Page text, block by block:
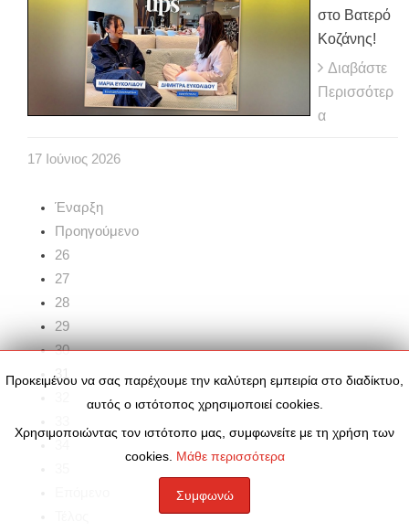
στο Βατερό
Κοζάνης!
Διαβάστε
Περισσότερ
α
17 Ιούνιος 2026
Έναρξη
Προηγούμενο
26
27
28
29
30
31
Προκειμένου να σας παρέχουμε την καλύτερη εμπειρία στο διαδίκτυο,
αυτός ο ιστότοπος χρησιμοποιεί cookies.
Χρησιμοποιώντας τον ιστότοπο μας, συμφωνείτε με τη χρήση των
cookies. Μάθε περισσότερα
Συμφωνώ